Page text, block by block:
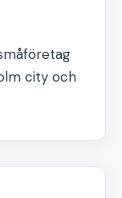
city och